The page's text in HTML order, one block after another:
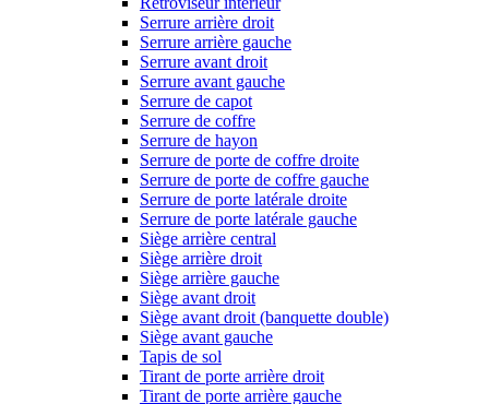
Serrure arrière droit
Serrure arrière gauche
Serrure avant droit
Serrure avant gauche
Serrure de capot
Serrure de coffre
Serrure de hayon
Serrure de porte de coffre droite
Serrure de porte de coffre gauche
Serrure de porte latérale droite
Serrure de porte latérale gauche
Siège arrière central
Siège arrière droit
Siège arrière gauche
Siège avant droit
Siège avant droit (banquette double)
Siège avant gauche
Tapis de sol
Tirant de porte arrière droit
Tirant de porte arrière gauche